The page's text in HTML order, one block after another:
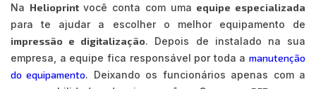
Na Helioprintvocê conta com uma equipe especializada
para te ajudar a escolher o melhor equipamento de
impressão e digitalização. Depois de instalado na sua
empresa, a equipe fica responsável por toda a manutenção
do equipamento. Deixando os funcionários apenas com a